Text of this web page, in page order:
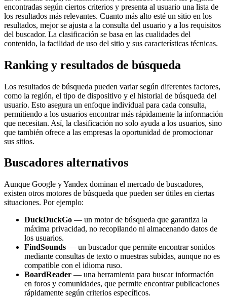
encontradas según ciertos criterios y presenta al usuario una lista de
los resultados más relevantes. Cuanto más alto esté un sitio en los
resultados, mejor se ajusta a la consulta del usuario y a los requisitos
del buscador. La clasificación se basa en las cualidades del
contenido, la facilidad de uso del sitio y sus características técnicas.
Ranking y resultados de búsqueda
Los resultados de búsqueda pueden variar según diferentes factores,
como la región, el tipo de dispositivo y el historial de búsqueda del
usuario. Esto asegura un enfoque individual para cada consulta,
permitiendo a los usuarios encontrar más rápidamente la información
que necesitan. Así, la clasificación no solo ayuda a los usuarios, sino
que también ofrece a las empresas la oportunidad de promocionar
sus sitios.
Buscadores alternativos
Aunque Google y Yandex dominan el mercado de buscadores,
existen otros motores de búsqueda que pueden ser útiles en ciertas
situaciones. Por ejemplo:
DuckDuckGo — un motor de búsqueda que garantiza la
máxima privacidad, no recopilando ni almacenando datos de
los usuarios.
FindSounds — un buscador que permite encontrar sonidos
mediante consultas de texto o muestras subidas, aunque no es
compatible con el idioma ruso.
BoardReader — una herramienta para buscar información
en foros y comunidades, que permite encontrar publicaciones
rápidamente según criterios específicos.